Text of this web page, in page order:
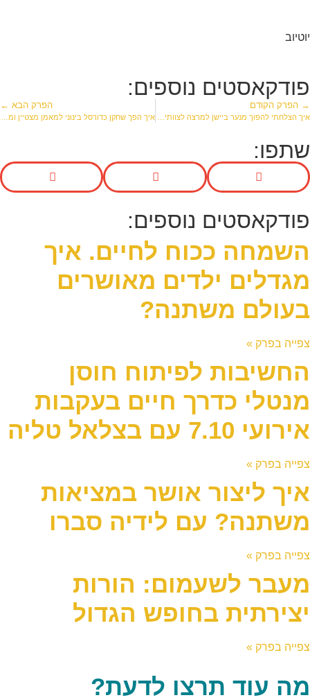
יוטיוב
פודקאסטים נוספים:
→ הפרק הקודם הפרק הבא ←
שתפו:
פודקאסטים נוספים:
השמחה ככוח לחיים. איך
מגדלים ילדים מאושרים
בעולם משתנה?
צפייה בפרק »
החשיבות לפיתוח חוסן
מנטלי כדרך חיים בעקבות
אירועי 7.10 עם בצלאל טליה
צפייה בפרק »
איך ליצור אושר במציאות
משתנה? עם לידיה סברו
צפייה בפרק »
מעבר לשעמום: הורות
יצירתית בחופש הגדול
צפייה בפרק »
מה עוד תרצו לדעת?